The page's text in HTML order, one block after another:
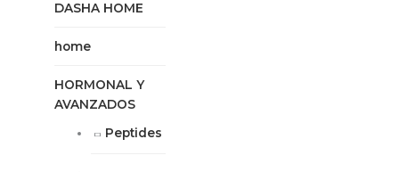
DASHA HOME
home
HORMONAL Y
AVANZADOS
Peptides